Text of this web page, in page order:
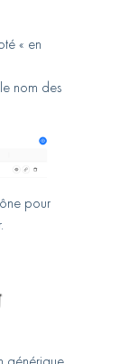
« en
nom des
pour